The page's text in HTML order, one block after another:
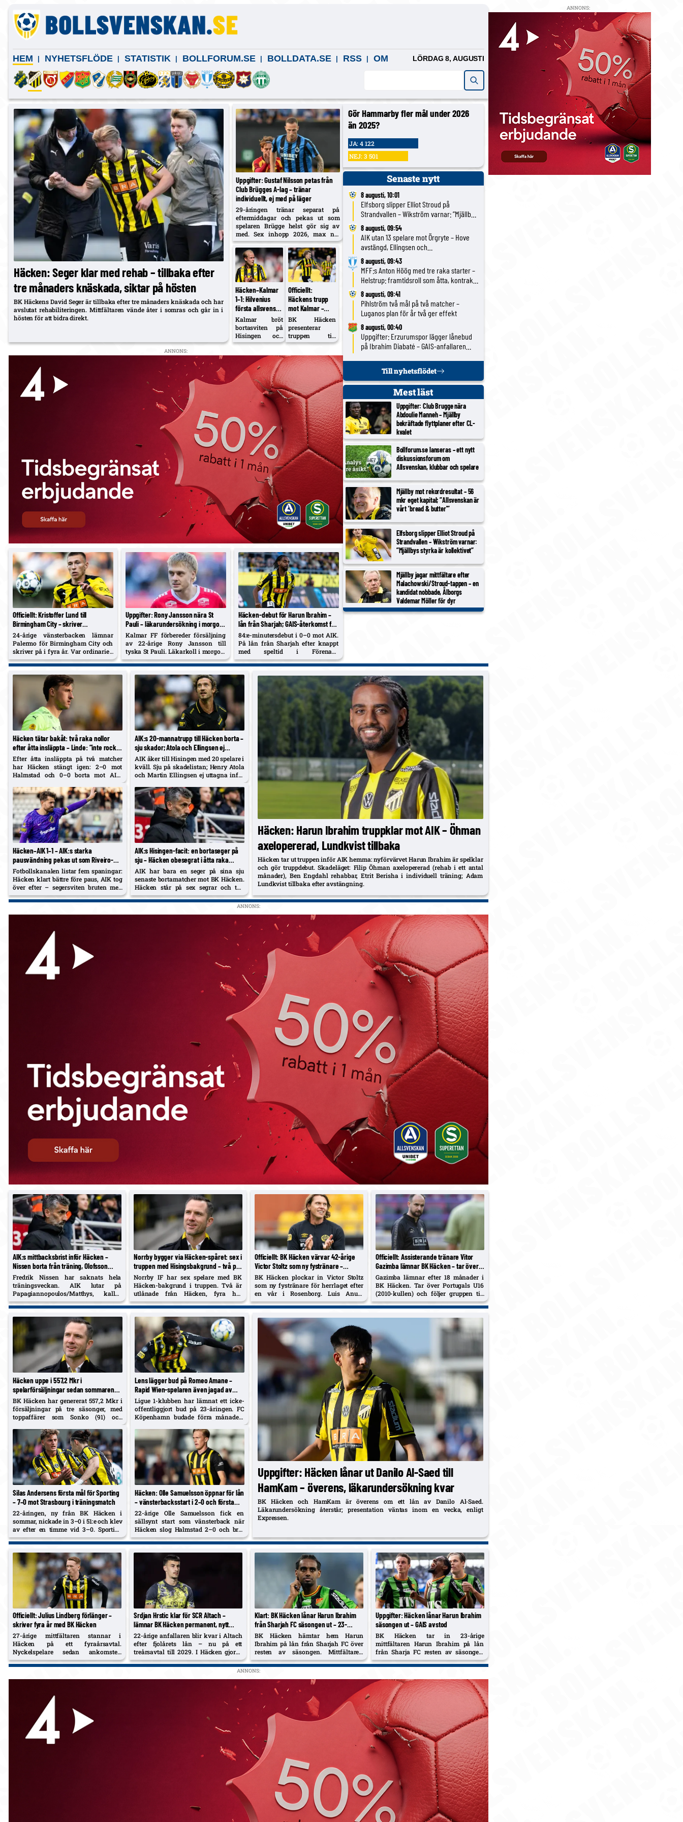
HEM NYHETSFLÖDE STATISTIK BOLLFORUM.SE BOLLDATA.SE RSS OM LÖRDAG 8, AUGUSTI
Häcken: Seger klar med rehab – tillbaka efter
tre månaders knäskada, siktar på hösten
BK Häckens David Seger är tillbaka efter tre månaders knäskada och har
avslutat rehabiliteringen. Mittfältaren vände åter i somras och går in i
hösten för att bidra direkt.
Uppgifter: Gustaf Nilsson petas från
Club Brügges A-lag – tränar
individuellt, ej med på läger
29-åringen tränar separat på
eftermiddagar och pekas ut som
spelaren Brügge helst gör sig av
med. Sex inhopp 2026, max nio
minuter; tackade i fjol nej till
Samsunspor.
Häcken–Kalmar
1–1: Hilvenius
första allsvenska
mål – Kalmars
första
bortapoäng för
säsongen
Kalmar bröt
bortasviten på
Hisingen och
tog sin första
Småland.
Aboubacar Keita
nätade igen, 18-
årige Harry
Hilvenius
kvitterade med
sitt första
allsvenska mål.
Häcken är
fortsatt trea,
Kalmar kliver
upp på tionde
plats.
Officiellt:
Häckens trupp
mot Kalmar –
Öhman
axelopererad,
Lindberg
avstängd,
Berisha i
individuell
BK Häcken
presenterar
truppen till
lördagens
med Kalmar FF
(15.00). Filip
månader efter
axeloperation,
Julius Lindberg
avstängd och
Etrit Berisha kör
individuellt.
Simen Hestnes,
30, hyllas efter
hemmadebuten
mot AIK.
ANNONS:
Officiellt: Kristoffer Lund till
Birmingham City – skriver
fyraårskontrakt
24-årige vänsterbacken lämnar
Palermo för Birmingham City och
skriver på i fyra år. Var ordinarie i
Köln i fjol. Tränaren…
Uppgifter: Rony Jansson nära St
Pauli – läkarundersökning i morgon,
missar Häcken
Kalmar FF förbereder försäljning
av 22-årige Rony Jansson till
tyska St Pauli. Läkarkoll i morgon;
står över helgens match mot…
Häcken-debut för Harun Ibrahim –
lån från Sharjah; GAIS-återkomst föll
på tajming
84:e-minutersdebut i 0–0 mot AIK.
På lån från Sharjah efter knappt
med speltid i Förenade
Arabemiraten. Tränade med GAIS
i…
Gör Hammarby fler mål under 2026
än 2025?
JA: 4 122
NEJ: 3 501
Senaste nytt
8 augusti, 10:01
Elfsborg slipper Elliot Stroud på
Strandvallen – Wikström varnar: ”Mjällbys
styrka är kollektivet”
8 augusti, 09:54
AIK utan 13 spelare mot Örgryte – Hove
avstängd, Ellingsen och
Papagiannopoulos skadade; Tomas ej
matchklar
8 augusti, 09:43
MFF:s Anton Höög med tre raka starter –
Helstrup: framtidsroll som åtta, kontrakt
till 2030
8 augusti, 09:41
Pihlström två mål på två matcher –
Luganos plan för år två ger effekt
8 augusti, 00:40
Uppgifter: Erzurumspor lägger lånebud
på Ibrahim Diabaté – GAIS-anfallaren
Till nyhetsflödet
Mest läst
Uppgifter: Club Brugge nära
Abdoulie Manneh – Mjällby
bekräftade flyttplaner efter CL-
kvalet
Bollforum.se lanseras – ett nytt
diskussionsforum om
Allsvenskan, klubbar och spelare
Mjällby mot rekordresultat – 56
mkr eget kapital; ”Allsvenskan är
vårt ’bread & butter'”
Elfsborg slipper Elliot Stroud på
Strandvallen – Wikström varnar:
”Mjällbys styrka är kollektivet”
Mjällby jagar mittfältare efter
Malachowski/Stroud-tappen – en
kandidat nobbade, Ålborgs
Valdemar Möller för dyr
Häcken tätar bakåt: två raka nollor
efter åtta insläppta – Linde: ”inte rocket
science”
Efter åtta insläppta på två matcher
har Häcken stängt igen: 2–0 mot
Halmstad och 0–0 borta mot AIK.
kollektivitet och stängda ytor lyfts
fram av Jens Gustafsson, Andreas
Linde och Adam Lundkvist.
Häcken–AIK 1–1 – AIK:s starka
pausvändning pekas ut som Riveiro-
kvitto; Kouame/Ayari ut med känningar
Fotbollskanalen listar fem spaningar:
Häcken klart bättre före paus, AIK tog
över efter – segersviten bruten men
känslan god. Axel Kouame och Taha
Ayari ut med skadekänningar; Mikkel
AIK:s 20-mannatrupp till Häcken borta –
sju skador; Atola och Ellingsen ej
uttagna
AIK åker till Hisingen med 20 spelare i
kväll. Sju på skadelistan; Henry Atola
och Martin Ellingsen ej uttagna inför
AIK:s Hisingen-facit: en bortaseger på
sju – Häcken obesegrat i åtta raka
möten sedan 2021
AIK har bara en seger på sina sju
senaste bortamatcher mot BK Häcken.
Häcken står på sex segrar och två
kryss i de åtta senaste inbördes och
har gjort minst två mål varje gång.
Häcken: Harun Ibrahim truppklar mot AIK – Öhman
axelopererad, Lundkvist tillbaka
Häcken tar ut truppen inför AIK hemma: nyförvärvet Harun Ibrahim är spelklar
och gör truppdebut. Skadeläget: Filip Öhman axelopererad (rehab i ett antal
månader), Ben Engdahl rehabbar, Etrit Berisha i individuell träning; Adam
Lundkvist tillbaka efter avstängning.
ANNONS:
AIK:s mittbacksbrist inför Häcken –
Nissen borta från träning, Olofsson
hemkallad, Benkovic nära lån
Fredrik Nissen har saknats hela
träningsveckan. AIK lutar på
Papagiannopoulos/Matthys, kallar
hem Wilmer Olofsson i förtid och
uppges vara nära att låna tillbaka
Filip Benkovic. Bortamatch mot
Häcken på konstgräs måndag.
Norrby bygger via Häcken-spåret: sex i
truppen med Hisingsbakgrund – två på
lån, fyra permanenta
Norrby IF har sex spelare med BK
Häcken-bakgrund i truppen. Två är
utlånade från Häcken, fyra har
skrivit permanent – ett samarbete
som både Martin Ericsson och
Norrbys klubbchef David Kryssman
lyfter som fungerande.
Officiellt: BK Häcken värvar 42‑årige
Victor Stoltz som ny fystränare –
ersätter Luis Anula som går till Kalba FC
BK Häcken plockar in Victor Stoltz
som ny fystränare för herrlaget efter
en vår i Rosenborg. Luis Anula
lämnar efter två år och fortsätter i
Kalba FC i Förenade Arabemiraten.
Officiellt: Assisterande tränare Vitor
Gazimba lämnar BK Häcken – tar över
Portugals U16-landslag
Gazimba lämnar efter 18 månader i
BK Häcken. Tar över Portugals U16
(2010-kullen) och följer gruppen till
U17 nästa år; var med om cupguld och
klubbens första Conference League-
ligaspel.
Häcken uppe i 557,2 Mkr i
spelarförsäljningar sedan sommaren
2023 – Doumbia pekas ut som möjlig
nästa storaffär
BK Häcken har genererat 557,2 Mkr i
försäljningar på tre säsonger, med
toppaffärer som Sonko (91) och
ökat intresse från storklubbar och
öppnar för att Abdoulaye Doumbia
kan bli nästa storaffär – dock inte
denna…
Silas Andersens första mål för Sporting
– 7–0 mot Strasbourg i träningsmatch
22-åringen, ny från BK Häcken i
sommar, nickade in 3–0 i 51:e och klev
av efter en timme vid 3–0. Sporting
premiär 8 augusti; träningsmatcher
mot Monaco och Nottingham Forest
dessförinnan.
Lens lägger bud på Romeo Amane –
Rapid Wien-spelaren även jagad av
Birmingham, Wrexham och Sheffield
United
Ligue 1-klubben har lämnat ett icke-
offentliggjort bud på 23-åringen. FC
Köpenhamn budade förra månaden;
Häcken: Olle Samuelsson öppnar för lån
– vänsterbacksstart i 2–0 och första
nollan sedan 17 maj
22-årige Olle Samuelsson fick en
sällsynt start som vänsterback när
Häcken slog Halmstad 2–0 och bröt
sin nolltorka. Mittbacken vill spela
mer i höst och har diskuterat utlåning
– men betonar att han helst stannar.
Jens Gustafsson hyllar insatsen,
samtidigt…
Uppgifter: Häcken lånar ut Danilo Al‑Saed till
HamKam – överens, läkarundersökning kvar
BK Häcken och HamKam är överens om ett lån av Danilo Al‑Saed.
Läkarundersökning återstår; presentation väntas inom en vecka, enligt
Expressen.
Officiellt: Julius Lindberg förlänger –
skriver fyra år med BK Häcken
27-årige mittfältaren stannar i
Häcken på ett fyraårsavtal.
Nyckelspelare sedan ankomsten
2024, hyllad för sin mångsidighet.
Srdjan Hrstic klar för SCR Altach –
lämnar BK Häcken permanent, nytt
kontrakt till 2029
22-årige anfallaren blir kvar i Altach
efter fjolårets lån – nu på ett
treårsavtal till 2029. I Häcken gjorde
han 83 matcher med 23 mål och 5
assist och var med i cupguldet efter
Klart: BK Häcken lånar Harun Ibrahim
från Sharjah FC säsongen ut – 23-
åringen kan debutera på söndag
BK Häcken hämtar hem Harun
Ibrahim på lån från Sharjah FC över
resten av säsongen. Mittfältaren
kommer från ett avslutat lån i
Al‑Bataeh och kan spela redan mot
Sharjah i september i fjol.
Uppgifter: Häcken lånar Harun Ibrahim
säsongen ut – GAIS avstod
BK Häcken tar in 23-årige
mittfältaren Harun Ibrahim på lån
från Sharja FC resten av säsongen,
enligt Aftonbladet. GAIS hade
möjlighet att värva tillbaka 88-
inte gå vidare.
ANNONS:
ANNONS: